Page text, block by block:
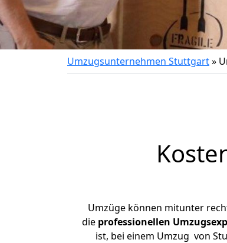
Umzugsunternehmen Stuttgart»
Umzüge können mitunter
die professionellen
ist, bei einem Umzug von